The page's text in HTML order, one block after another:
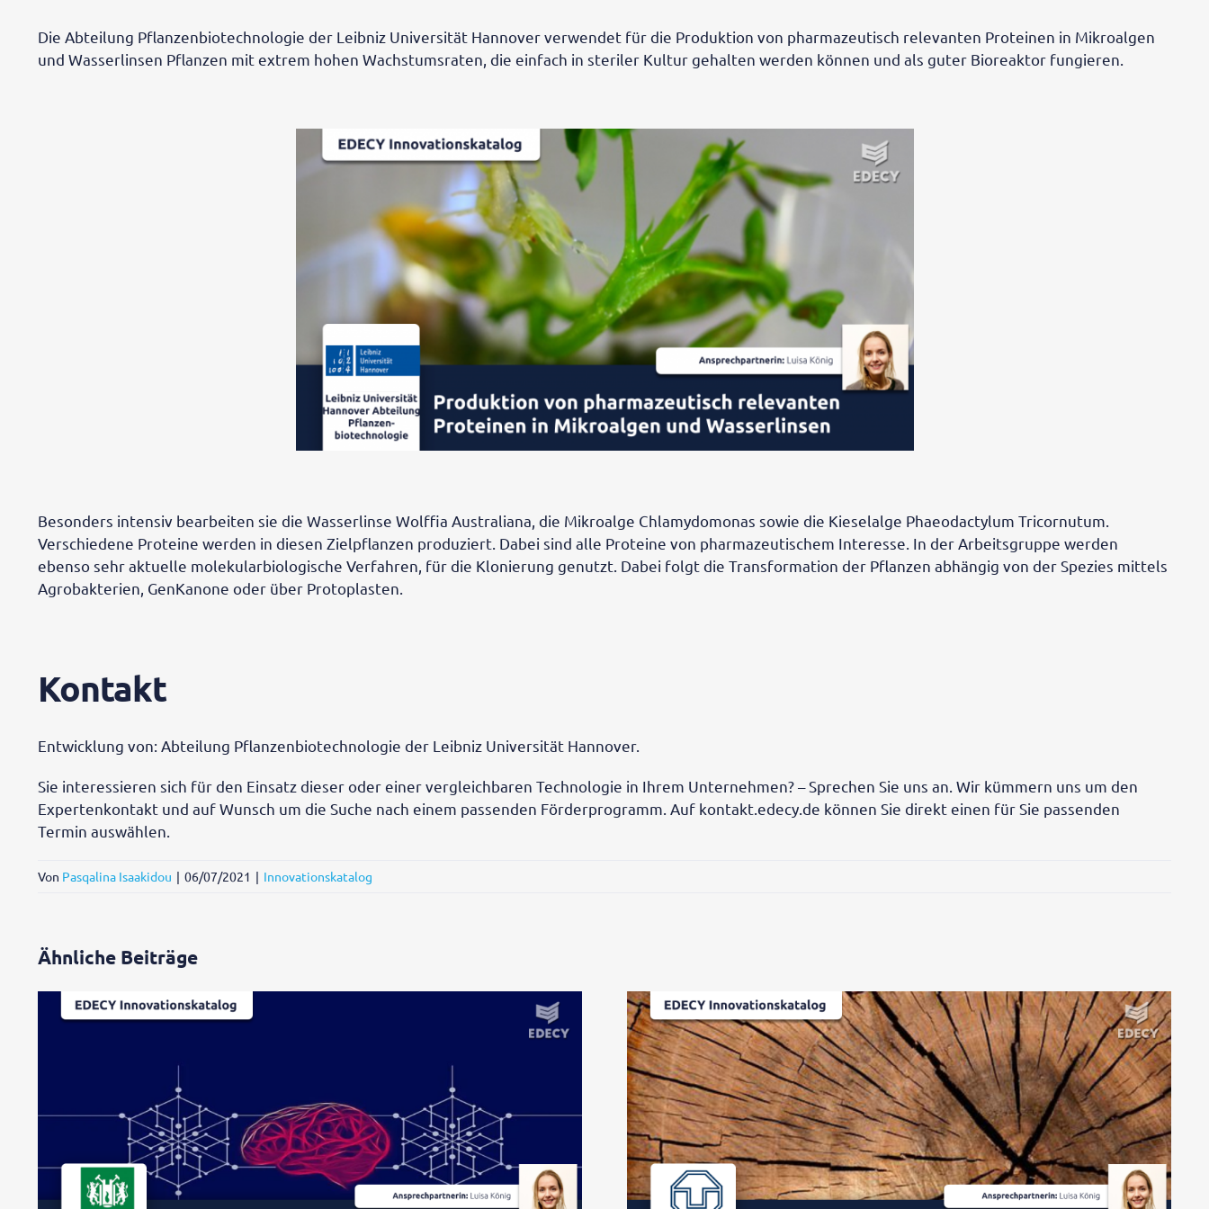
Die Abteilung Pflanzenbiotechnologie der Leibniz Universität Hannover verwendet für die Produktion von pharmazeutisch relevanten Proteinen in Mikroalgen
und Wasserlinsen Pflanzen mit extrem hohen Wachstumsraten, die einfach in steriler Kultur gehalten werden können und als guter Bioreaktor fungieren.
Besonders intensiv bearbeiten sie die Wasserlinse Wolffia Australiana, die Mikroalge Chlamydomonas sowie die Kieselalge Phaeodactylum Tricornutum.
Verschiedene Proteine werden in diesen Zielpflanzen produziert. Dabei sind alle Proteine von pharmazeutischem Interesse. In der Arbeitsgruppe werden
ebenso sehr aktuelle molekularbiologische Verfahren, für die Klonierung genutzt. Dabei folgt die Transformation der Pflanzen abhängig von der Spezies mittels
Agrobakterien, GenKanone oder über Protoplasten.
Kontakt
Entwicklung von: Abteilung Pflanzenbiotechnologie der Leibniz Universität Hannover.
Sie interessieren sich für den Einsatz dieser oder einer vergleichbaren Technologie in Ihrem Unternehmen? – Sprechen Sie uns an. Wir kümmern uns um den
Expertenkontakt und auf Wunsch um die Suche nach einem passenden Förderprogramm. Auf kontakt.edecy.de können Sie direkt einen für Sie passenden
Termin auswählen.
Von Pasqalina Isaakidou | 06/07/2021 | Innovationskatalog
Ähnliche Beiträge